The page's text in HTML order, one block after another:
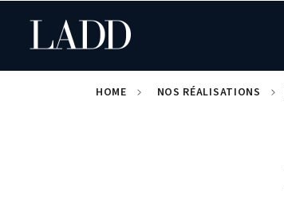
HOME NOS RÉALISATIONS